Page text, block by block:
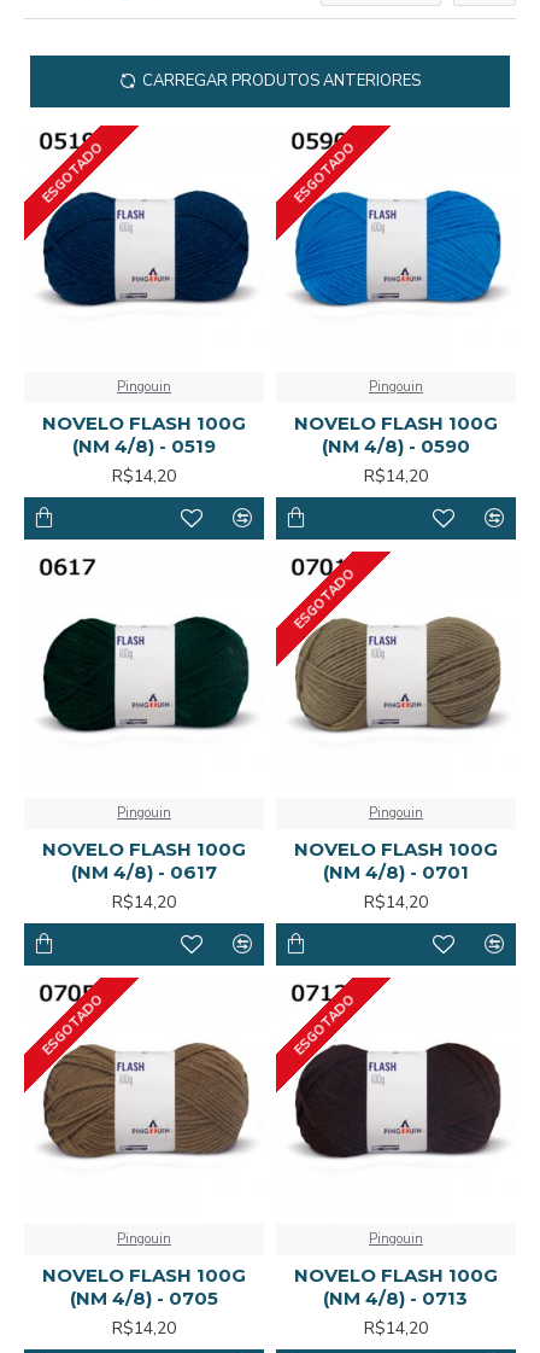
CARREGAR PRODUTOS ANTERIORES
ESGOTADO
Pingouin
NOVELO FLASH 100G
(NM 4/8) - 0519
R$14,20
ESGOTADO
Pingouin
NOVELO FLASH 100G
(NM 4/8) - 0590
R$14,20
Pingouin
NOVELO FLASH 100G
(NM 4/8) - 0617
R$14,20
ESGOTADO
Pingouin
NOVELO FLASH 100G
(NM 4/8) - 0701
R$14,20
ESGOTADO
Pingouin
NOVELO FLASH 100G
(NM 4/8) - 0705
R$14,20
ESGOTADO
Pingouin
NOVELO FLASH 100G
(NM 4/8) - 0713
R$14,20